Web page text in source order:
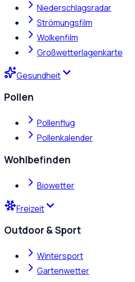
Niederschlagsradar
Strömungsfilm
Wolkenfilm
Großwetterlagenkarte
Gesundheit
Pollen
Pollenflug
Pollenkalender
Wohlbefinden
Biowetter
Freizeit
Outdoor & Sport
Wintersport
Gartenwetter